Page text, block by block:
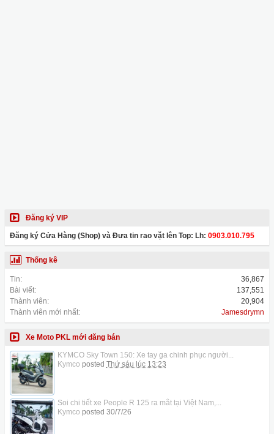
Đăng ký VIP
Đăng ký Cửa Hàng (Shop) và Đưa tin rao vặt lên Top: Lh: 0903.010.795
Thống kê
Tin:
36,867
Bài viết:
137,551
Thành viên:
20,904
Thành viên mới nhất:
Jamesdrymn
Xe Moto PKL mới đăng bán
KYMCO Sky Town 150: Xe tay ga chinh phục người...
Kymco posted Thứ sáu lúc 13:23
Soi chi tiết xe People R 125 ra mắt tại Việt Nam,...
Kymco posted 30/7/26